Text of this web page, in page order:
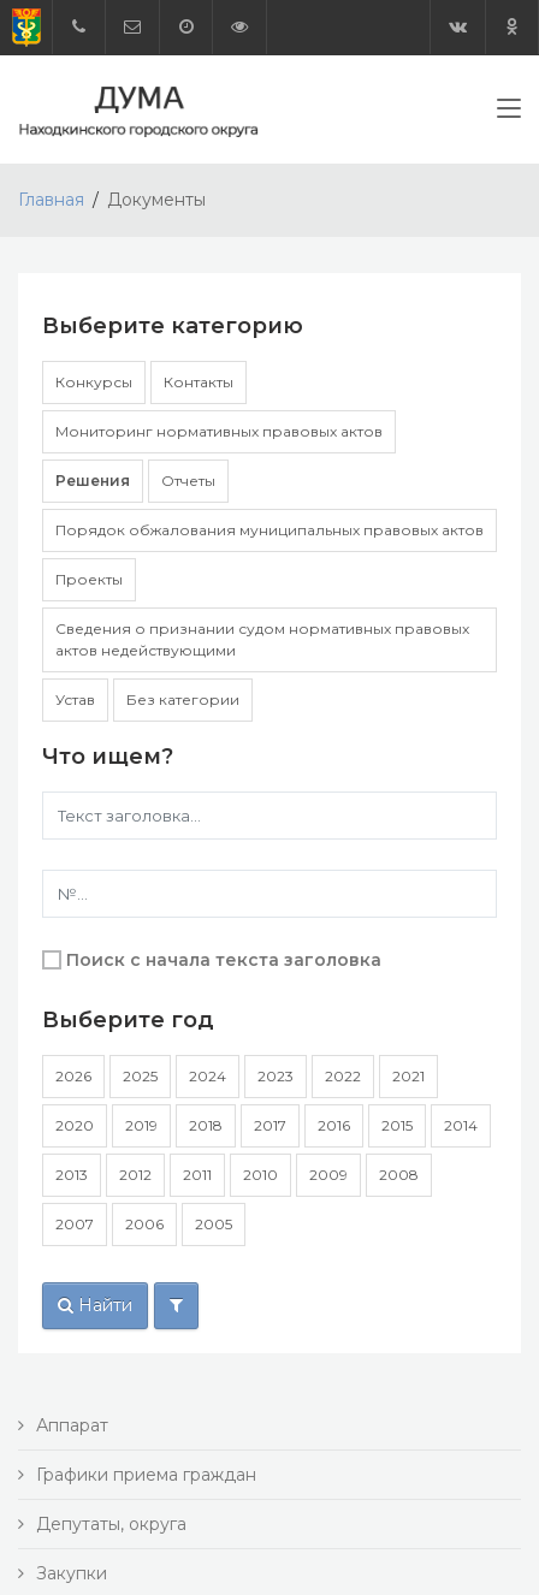
Главная Документы
Выберите категорию
Конкурсы Контакты
Мониторинг нормативных правовых актов
Решения Отчеты
Порядок обжалования муниципальных правовых актов
Проекты
Сведения о признании судом нормативных правовых
актов недействующими
Устав Без категории
Что ищем?
Поиск с начала текста заголовка
Выберите год
2026 2025 2024 2023 2022 2021
2020 2019 2018 2017 2016 2015 2014
2013 2012 2011 2010 2009 2008
2007 2006 2005
Найти
Аппарат
Графики приема граждан
Депутаты, округа
Закупки